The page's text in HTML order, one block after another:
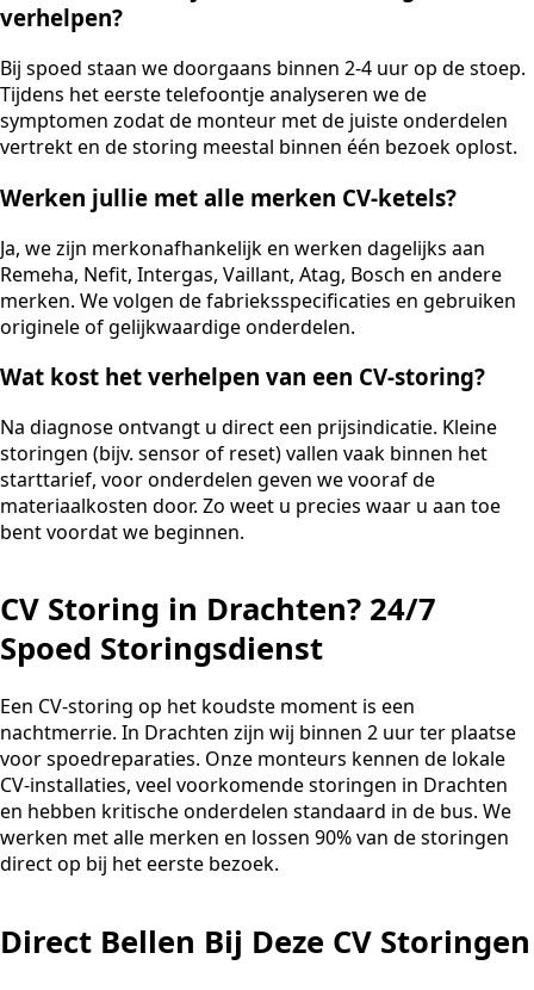
verhelpen?
Bij spoed staan we doorgaans binnen 2-4 uur op de stoep.
Tijdens het eerste telefoontje analyseren we de
symptomen zodat de monteur met de juiste onderdelen
vertrekt en de storing meestal binnen één bezoek oplost.
Werken jullie met alle merken CV-ketels?
Ja, we zijn merkonafhankelijk en werken dagelijks aan
Remeha, Nefit, Intergas, Vaillant, Atag, Bosch en andere
merken. We volgen de fabrieksspecificaties en gebruiken
originele of gelijkwaardige onderdelen.
Wat kost het verhelpen van een CV-storing?
Na diagnose ontvangt u direct een prijsindicatie. Kleine
storingen (bijv. sensor of reset) vallen vaak binnen het
starttarief, voor onderdelen geven we vooraf de
materiaalkosten door. Zo weet u precies waar u aan toe
bent voordat we beginnen.
CV Storing in Drachten? 24/7
Spoed Storingsdienst
Een CV-storing op het koudste moment is een
nachtmerrie. In Drachten zijn wij binnen 2 uur ter plaatse
voor spoedreparaties. Onze monteurs kennen de lokale
CV-installaties, veel voorkomende storingen in Drachten
en hebben kritische onderdelen standaard in de bus. We
werken met alle merken en lossen 90% van de storingen
direct op bij het eerste bezoek.
Direct Bellen Bij Deze CV Storingen